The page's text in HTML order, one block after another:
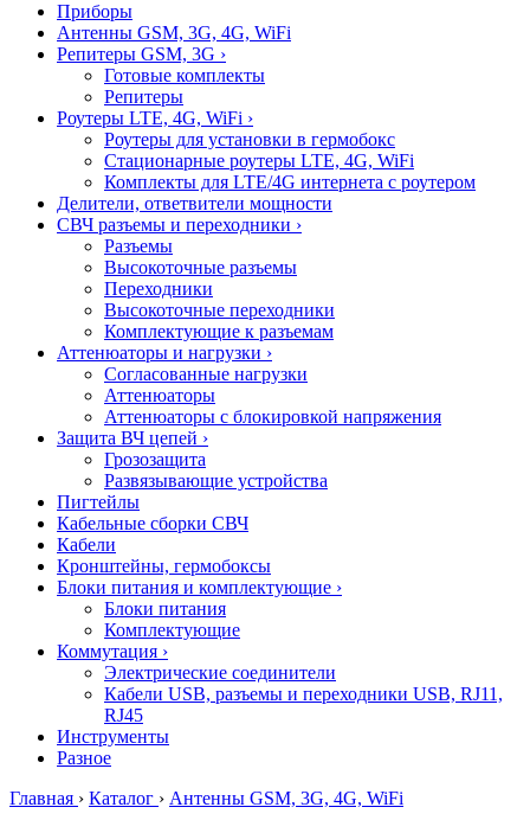
Приборы
Антенны GSM, 3G, 4G, WiFi
Репитеры GSM, 3G ›
Готовые комплекты
Репитеры
Роутеры LTE, 4G, WiFi ›
Роутеры для установки в гермобокс
Стационарные роутеры LTE, 4G, WiFi
Комплекты для LTE/4G интернета с роутером
Делители, ответвители мощности
СВЧ разъемы и переходники ›
Разъемы
Высокоточные разъемы
Переходники
Высокоточные переходники
Комплектующие к разъемам
Аттенюаторы и нагрузки ›
Согласованные нагрузки
Аттенюаторы
Аттенюаторы с блокировкой напряжения
Защита ВЧ цепей ›
Грозозащита
Развязывающие устройства
Пигтейлы
Кабельные сборки СВЧ
Кабели
Кронштейны, гермобоксы
Блоки питания и комплектующие ›
Блоки питания
Комплектующие
Коммутация ›
Электрические соединители
Кабели USB, разъемы и переходники USB, RJ11,
RJ45
Инструменты
Разное
Главная › Каталог › Антенны GSM, 3G, 4G, WiFi